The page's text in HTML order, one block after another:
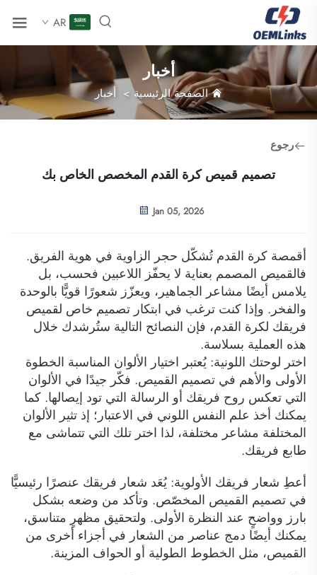
AR
أخبار
الصفحة الرئيسية> أخبار
رجوع
تصميم قميص كرة القدم المخصص الخاص بك
Jan 05, 2026
أقمصة كرة القدم تُشكّل حجر الزاوية في هوية الفريق.
فالقميص المصمم بعناية لا يحفّز اللاعبين فحسب، بل
يلامس أيضًا مشاعر الجماهير، ويعزّز شعورًا قويًّا بالوحدة
والفخر. وإذا كنت ترغب في ابتكار تصميم خاص لقميص
فريقك لكرة القدم، فإن النصائح التالية ستُرشدك خلال
هذه العملية بسلاسة.
اختر لوحتك اللونية: يُعتبر اختيار الألوان المناسبة الخطوة
الأولى والأهم في تصميم القميص. فكّر جيدًا في الألوان
التي تعكس روح فريقك أو الرسالة التي تود إيصالها. كما
يمكنك أخذ علم النفس اللوني في الاعتبار؛ إذ تثير الألوان
المختلفة مشاعر مختلفة، لذا اختر تلك التي تتماشى مع
طابع فريقك.
أعطِ شعار فريقك الأولوية: يُعَد شعار فريقك عنصرًا رئيسيًّا
في تصميم القميص المخصّص. وتأكد من وضعه بشكل
بارز وواضحٍ عند النظرة الأولى. ولتحقيق مظهرٍ متناسق،
يمكنك أيضًا دمج عناصر من الشعار في أجزاء أخرى من
القميص، مثل الخطوط الطولية أو الحواف المزينة.